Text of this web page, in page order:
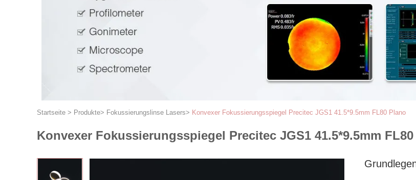
Startseite > Produkte> Fokussierungslinse Lasers> Konvexer Fokussierungsspiegel Precitec JGS1 41.5*9.5mm FL80 Plano
Konvexer Fokussierungsspiegel Precitec JGS1 41.5*9.5mm